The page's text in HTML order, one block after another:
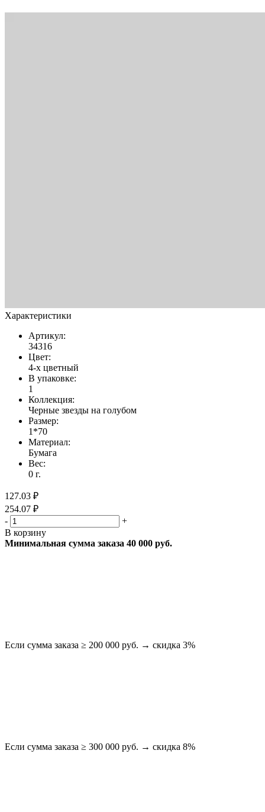
Характеристики
Артикул:
34316
Цвет:
4-х цветный
В упаковке:
1
Коллекция:
Черные звезды на голубом
Размер:
1*70
Материал:
Бумага
Вес:
0 г.
127.03 ₽
254.07 ₽
-
+
В корзину
Минимальная сумма заказа 40 000 руб.
Если сумма заказа ≥ 200 000 руб. → скидка 3%
Если сумма заказа ≥ 300 000 руб. → скидка 8%